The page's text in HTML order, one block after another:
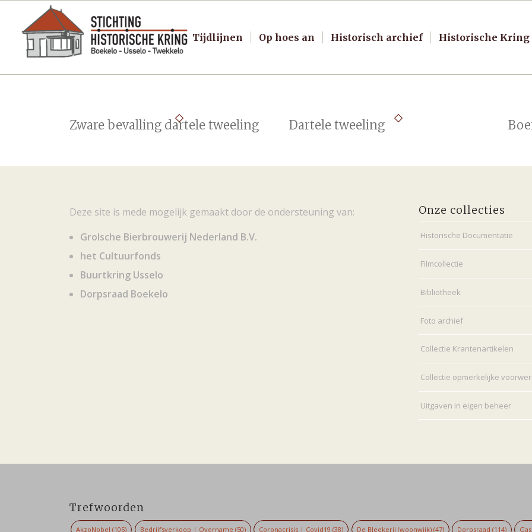
Tijdlijnen Op hoes an Historisch archief Historische Kring
Zware bevalling dartele tweeling Dartele tweeling
Deze site is mede mogelijk gemaakt door de ondersteuning van:
Grolsche Bierbrouwerij Nederland B.V.
het Cultuurfonds
Buurtkring Usselo
Dorpsraad Boekelo
Onze collecties
Historische Documentatie
Filmcollectie
Bibliotheek
Foto archief
Collectie Krantenartikelen
Collectie opmerkelijke
Uitgaven in eigen beheer
Trefwoorden
AkzoNobel (105) Bedrijfsverkoop | Overname (50) Coronacrisis | Covid19 (38) De Bleekerij (woonwijk)(47) Dorpsraad (114)